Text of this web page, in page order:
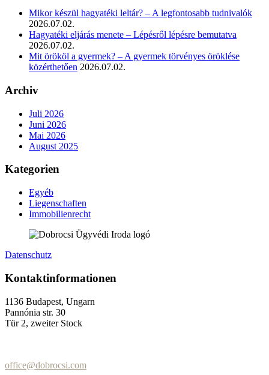
Mikor készül hagyatéki leltár? – A legfontosabb tudnivalók
2026.07.02.
Hagyatéki eljárás menete – Lépésről lépésre bemutatva
2026.07.02.
Mit örököl a gyermek? – A gyermek törvényes öröklése
közérthetően 2026.07.02.
Archiv
Juli 2026
Juni 2026
Mai 2026
August 2025
Kategorien
Egyéb
Liegenschaften
Immobilienrecht
Datenschutz
Kontaktinformationen
1136 Budapest, Ungarn
Pannónia str. 30
Tür 2, zweiter Stock
office@dobrocsi.com